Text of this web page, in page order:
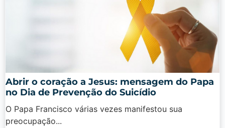
Abrir o coração a Jesus: mensagem do Papa
no Dia de Prevenção do Suicídio
O Papa Francisco várias vezes manifestou sua
preocupação...